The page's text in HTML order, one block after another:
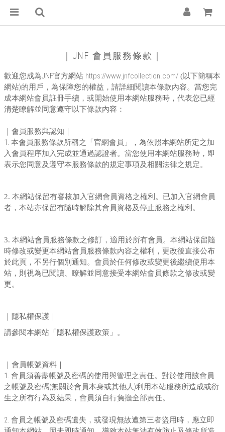
｜JNF 會員服務條款｜
歡迎您成為JNF官方網站 https://www.jnfcollection.com/ (以下簡稱本
網站)的用戶，為保障您的權益，請詳細閱讀本條款內容。當您完
成本網站會員註冊手續，或開始使用本網站服務時，代表您已經
清楚瞭解並同意遵守以下條款內容：
｜會員服務與認知｜
1. 本會員服務條款所稱之「官網會員」，為依照本網站所定之加
入會員程序加入完成並通過認證者。當您使用本網站服務時，即
表示您同意及遵守本服務條款的規定事項及相關法律之規定。
2. 本網站保留有審核加入官網會員資格之權利。已加入官網會員
者，本站亦保留有隨時解除其會員資格及停止服務之權利。
3. 本網站會員服務條款之修訂，適用於所有會員。本網站保留隨
時修改或變更本網站會員服務條款內容之權利，更改後直接公布
於此頁，不另行個別通知。會員於任何修改或變更後繼續使用本
站，則視為已閱讀、瞭解並同意接受本網站會員條款之修改或變
更。
｜隱私權保護｜
請參閱本網站「隱私權保護政策」。
｜會員帳號資料｜
1. 會員須善盡帳號及密碼的使用與管理之責任。對於使用該會員
之帳號及密碼(無關於會員本身或其他人 )利用本站服務所造成或衍
生之所有行為及結果，會員須自行負擔全部責任。
2. 會員之帳號及密碼遺失，或發現無故遭第三者盜用時，應立即